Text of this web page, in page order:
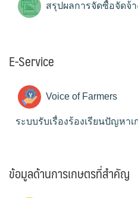
สรุปผลการจัดซื้อจัดจ้
E-Service
Voice of Farmers
ระบบรับเรื่องร้องเรียนปัญหาเ
ข้อมูลด้านการเกษตรที่สำคัญ